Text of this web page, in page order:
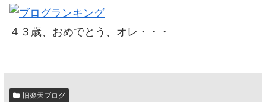
４３歳、おめでとう、オレ・・・
旧楽天ブログ